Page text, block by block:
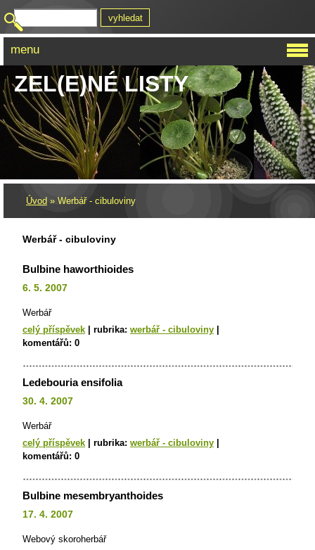
ZEL(E)NÉ LISTY
Úvod » Werbář - cibuloviny
Werbář - cibuloviny
Bulbine haworthioides
6. 5. 2007
Werbář
celý příspěvek
rubrika: werbář - cibuloviny
komentářů: 0
Ledebouria ensifolia
30. 4. 2007
Werbář
celý příspěvek
rubrika: werbář - cibuloviny
komentářů: 0
Bulbine mesembryanthoides
17. 4. 2007
Webový skoroherbář
menu